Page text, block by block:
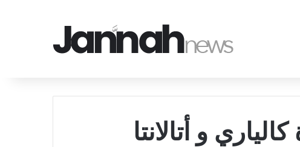
و أتالانتا